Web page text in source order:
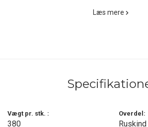
langs siderne samt en robust tåkappe, der
stabiliteten på ujævne stier og under
Læs mere
Vægt pr. stk. :
380
Overdel:
Ruskind